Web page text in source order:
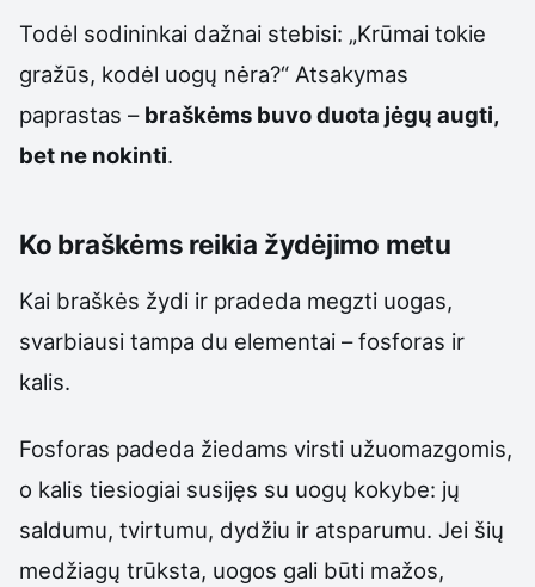
Todėl sodininkai dažnai stebisi: „Krūmai tokie
gražūs, kodėl uogų nėra?“ Atsakymas
paprastas – braškėms buvo duota jėgų augti,
bet ne nokinti.
Ko braškėms reikia žydėjimo metu
Kai braškės žydi ir pradeda megzti uogas,
svarbiausi tampa du elementai – fosforas ir
kalis.
Fosforas padeda žiedams virsti užuomazgomis,
o kalis tiesiogiai susijęs su uogų kokybe: jų
saldumu, tvirtumu, dydžiu ir atsparumu. Jei šių
medžiagų trūksta, uogos gali būti mažos,